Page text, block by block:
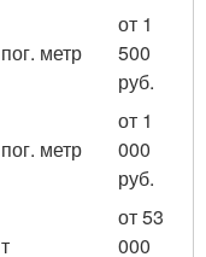
пог. метр
от 1
500
руб.
пог. метр
от 1
000
руб.
т
от 53
000